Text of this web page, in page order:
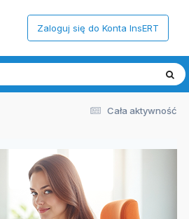
Zaloguj się do Konta InsERT
Cała aktywność